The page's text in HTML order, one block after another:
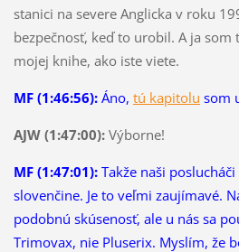
stanici na severe Anglicka v roku
bezpečnosť, keď to urobil. A ja som
mojej knihe, ako iste viete.
MF (1:46:56):Áno, tú kapitolu som
AJW (1:47:00):Výborne!
MF (1:47:01):Takže naši
slovenčine. Je to veľmi zaujímavé.
podobnú skúsenosť, ale u nás sa
Trimovax, nie Pluserix. Myslím, že